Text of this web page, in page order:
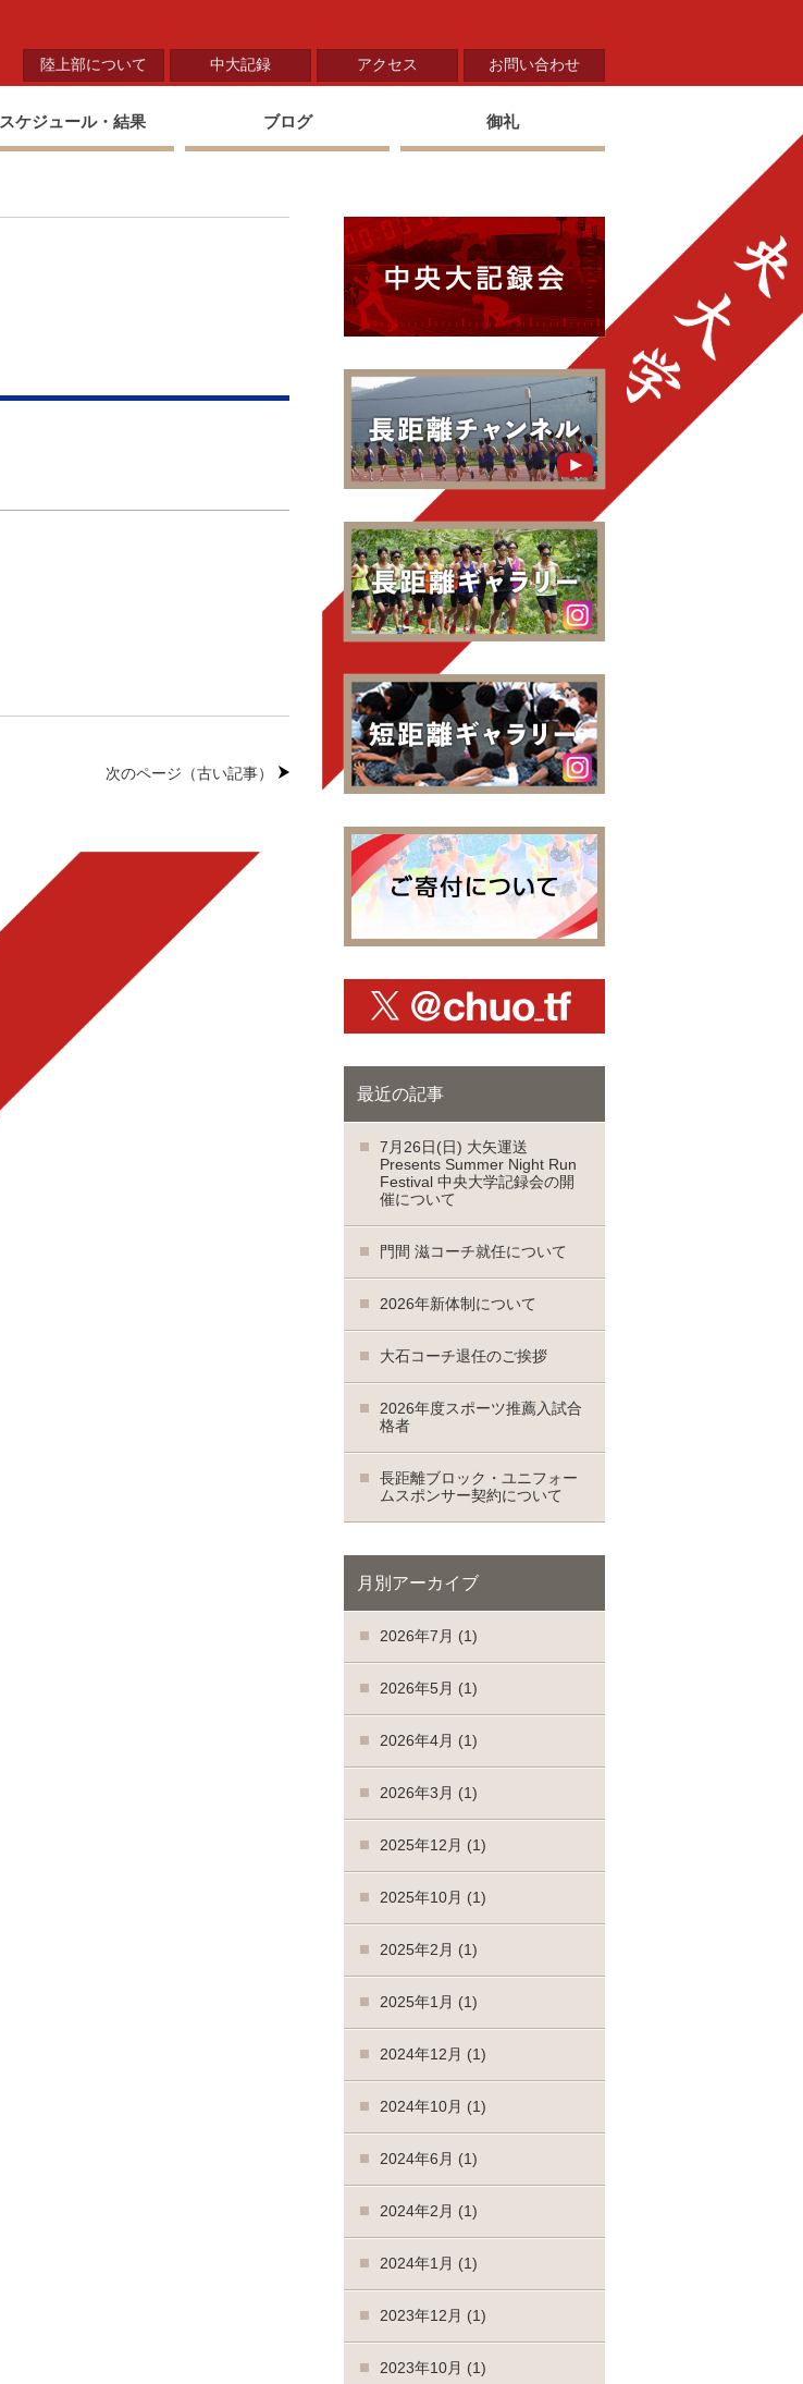
陸上部について 中大記録 アクセス お問い合わせ
スケジュール・結果 ブログ 御礼
次のページ（古い記事）
中央大学陸上部 中央大
中央大学陸上部長距離
最近の記事
7月26日(日) 大矢運送
Presents Summer Night Run
Festival 中央大学記録会の開
催について
門間 滋コーチ就任について
2026年新体制について
大石コーチ退任のご挨拶
2026年度スポーツ推薦入試合
格者
長距離ブロック・ユニフォー
ムスポンサー契約について
月別アーカイブ
2026年7月 (1)
2026年5月 (1)
2026年4月 (1)
2026年3月 (1)
2025年12月 (1)
2025年10月 (1)
2025年2月 (1)
2025年1月 (1)
2024年12月 (1)
2024年10月 (1)
2024年6月 (1)
2024年2月 (1)
2024年1月 (1)
2023年12月 (1)
2023年10月 (1)